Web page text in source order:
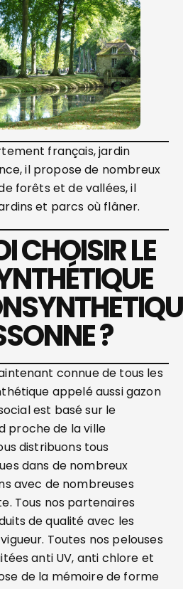
français, jardin
il propose de nombreux
forêts et de vallées, il
et parcs où flâner.
CHOISIR LE
?
connue de tous les
appelé aussi gazon
est basé sur le
proche de la ville
distribuons tous
dans de nombreux
avec de nombreuses
Tous nos partenaires
de qualité avec les
Toutes nos pelouses
anti UV, anti chlore et
de la mémoire de forme